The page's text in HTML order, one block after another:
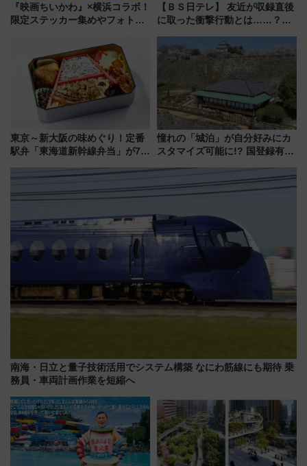
『映画ちいかわ』×横浜コラボ！
限定ステッカー集めやフォトス
いを満喫しよう（花火鑑賞会応
募は7/12まで！）
【ＢＳ日テレ】 友近が収録直後
に取った衝撃行動とは……？
で極上の夏祭り鉄道旅を放送
東京～新大阪の味めぐり！定番
駅弁「東海道新幹線弁当」が7月
憧れの「城泊」が自分好みにカ
スタマイズ可能に!? 国登録有形
にオーダーメイド型の宿泊プラ
ンが誕生！
南海・日立と量子技術活用でシステム構築 なにわ筋線にも期待 乗
務員・車両計画作業を短縮へ